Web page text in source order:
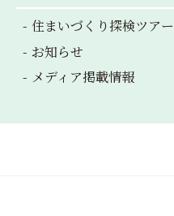
住まいづくり探検ツアー
お知らせ
メディア掲載情報